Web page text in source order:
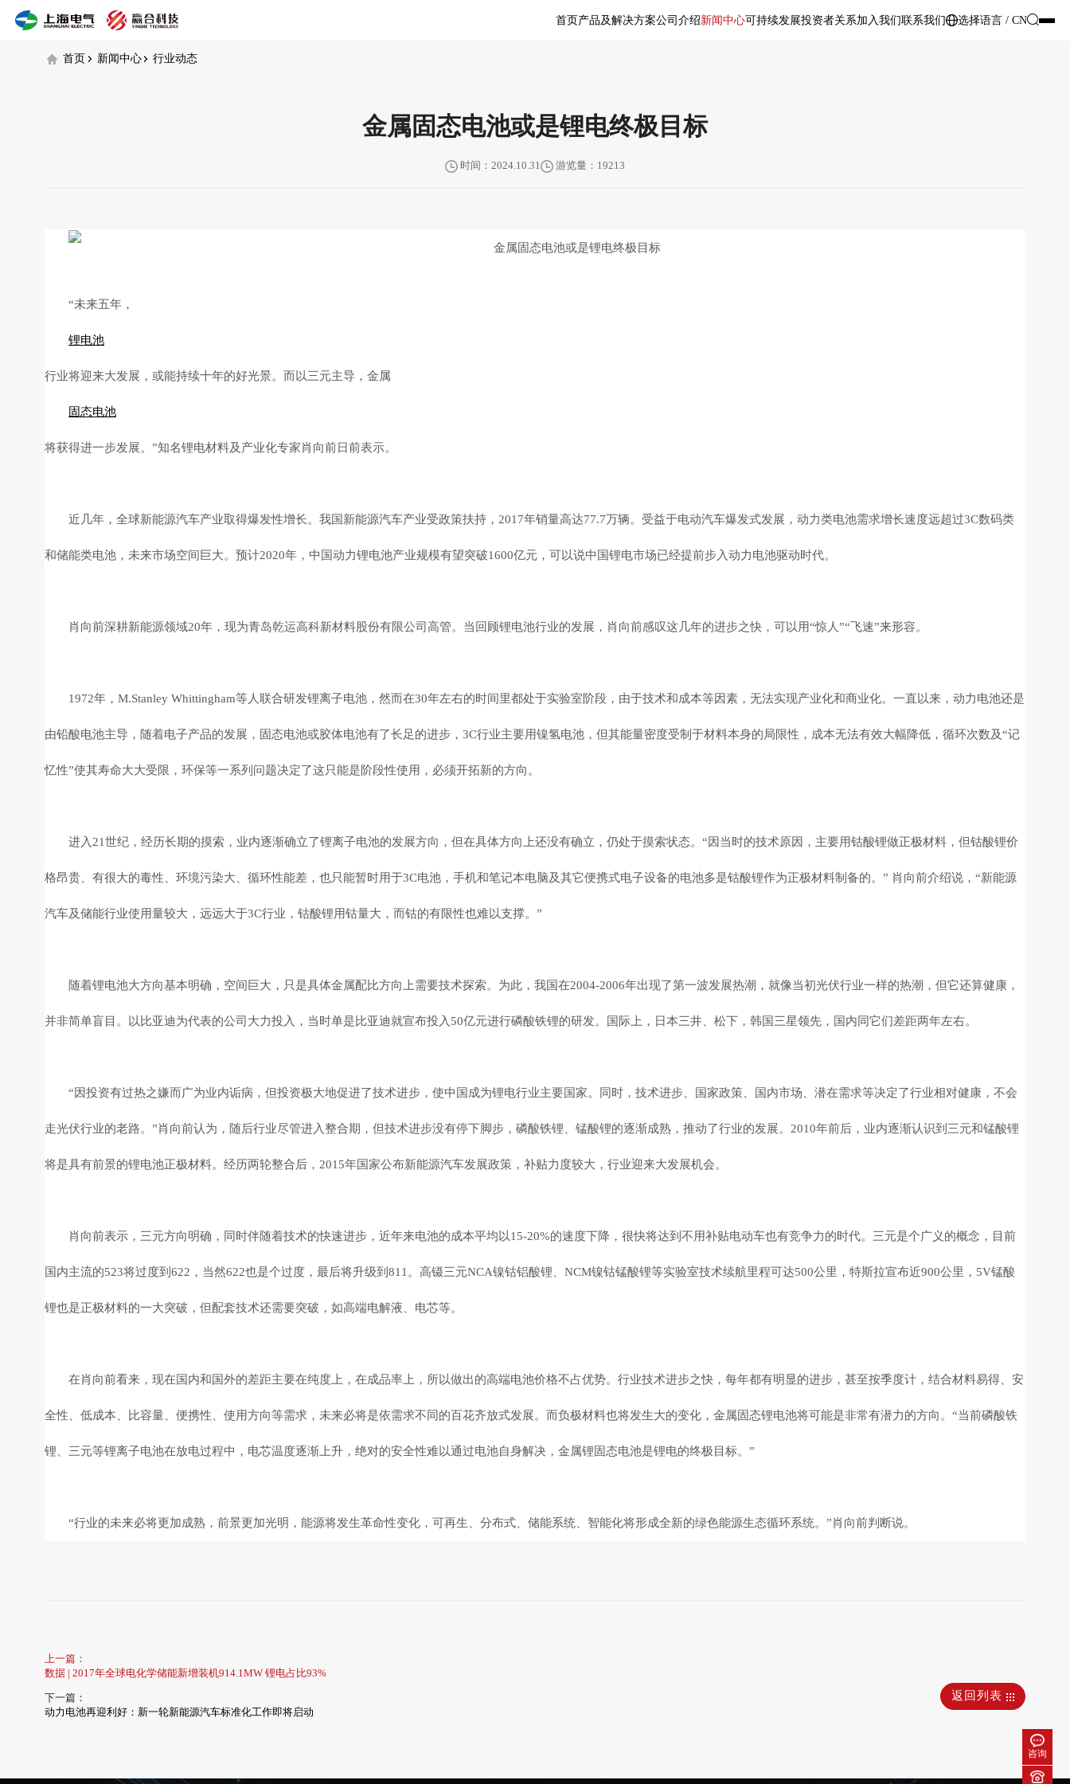
首页产品及解决方案公司介绍新闻中心可持续发展投资者关系加入我们联系我们 选择语言 / CN
咨询
首页 新闻中心 行业动态
金属固态电池或是锂电终极目标
时间：2024.10.31 游览量：19213
“未来五年，
锂电池
行业将迎来大发展，或能持续十年的好光景。而以三元主导，金属
固态电池
将获得进一步发展。”知名锂电材料及产业化专家肖向前日前表示。
近几年，全球新能源汽车产业取得爆发性增长。我国新能源汽车产业受政策扶持，2017年销量高达77.7万辆。受益于电动汽车爆发式发展，动力类电池需求增长速度远超过3C数码类
和储能类电池，未来市场空间巨大。预计2020年，中国动力锂电池产业规模有望突破1600亿元，可以说中国锂电市场已经提前步入动力电池驱动时代。
肖向前深耕新能源领域20年，现为青岛乾运高科新材料股份有限公司高管。当回顾锂电池行业的发展，肖向前感叹这几年的进步之快，可以用“惊人”“飞速”来形容。
1972年，M.Stanley Whittingham等人联合研发锂离子电池，然而在30年左右的时间里都处于实验室阶段，由于技术和成本等因素，无法实现产业化和商业化。一直以来，动力电池还是
由铅酸电池主导，随着电子产品的发展，固态电池或胶体电池有了长足的进步，3C行业主要用镍氢电池，但其能量密度受制于材料本身的局限性，成本无法有效大幅降低，循环次数及“记
忆性”使其寿命大大受限，环保等一系列问题决定了这只能是阶段性使用，必须开拓新的方向。
进入21世纪，经历长期的摸索，业内逐渐确立了锂离子电池的发展方向，但在具体方向上还没有确立，仍处于摸索状态。“因当时的技术原因，主要用钴酸锂做正极材料，但钴酸锂价
格昂贵、有很大的毒性、环境污染大、循环性能差，也只能暂时用于3C电池，手机和笔记本电脑及其它便携式电子设备的电池多是钴酸锂作为正极材料制备的。” 肖向前介绍说，“新能源
汽车及储能行业使用量较大，远远大于3C行业，钴酸锂用钴量大，而钴的有限性也难以支撑。”
随着锂电池大方向基本明确，空间巨大，只是具体金属配比方向上需要技术探索。为此，我国在2004-2006年出现了第一波发展热潮，就像当初光伏行业一样的热潮，但它还算健康，
并非简单盲目。以比亚迪为代表的公司大力投入，当时单是比亚迪就宣布投入50亿元进行磷酸铁锂的研发。国际上，日本三井、松下，韩国三星领先，国内同它们差距两年左右。
“因投资有过热之嫌而广为业内诟病，但投资极大地促进了技术进步，使中国成为锂电行业主要国家。同时，技术进步、国家政策、国内市场、潜在需求等决定了行业相对健康，不会
走光伏行业的老路。”肖向前认为，随后行业尽管进入整合期，但技术进步没有停下脚步，磷酸铁锂、锰酸锂的逐渐成熟，推动了行业的发展。2010年前后，业内逐渐认识到三元和锰酸锂
将是具有前景的锂电池正极材料。经历两轮整合后，2015年国家公布新能源汽车发展政策，补贴力度较大，行业迎来大发展机会。
肖向前表示，三元方向明确，同时伴随着技术的快速进步，近年来电池的成本平均以15-20%的速度下降，很快将达到不用补贴电动车也有竞争力的时代。三元是个广义的概念，目前
国内主流的523将过度到622，当然622也是个过度，最后将升级到811。高镊三元NCA镍钴铝酸锂、NCM镍钴锰酸锂等实验室技术续航里程可达500公里，特斯拉宣布近900公里，5V锰酸
锂也是正极材料的一大突破，但配套技术还需要突破，如高端电解液、电芯等。
在肖向前看来，现在国内和国外的差距主要在纯度上，在成品率上，所以做出的高端电池价格不占优势。行业技术进步之快，每年都有明显的进步，甚至按季度计，结合材料易得、安
全性、低成本、比容量、便携性、使用方向等需求，未来必将是依需求不同的百花齐放式发展。而负极材料也将发生大的变化，金属固态锂电池将可能是非常有潜力的方向。“当前磷酸铁
锂、三元等锂离子电池在放电过程中，电芯温度逐渐上升，绝对的安全性难以通过电池自身解决，金属锂固态电池是锂电的终极目标。”
“行业的未来必将更加成熟，前景更加光明，能源将发生革命性变化，可再生、分布式、储能系统、智能化将形成全新的绿色能源生态循环系统。”肖向前判断说。
上一篇：
数据 | 2017年全球电化学储能新增装机914.1MW 锂电占比93%
下一篇：
动力电池再迎利好：新一轮新能源汽车标准化工作即将启动
返回列表